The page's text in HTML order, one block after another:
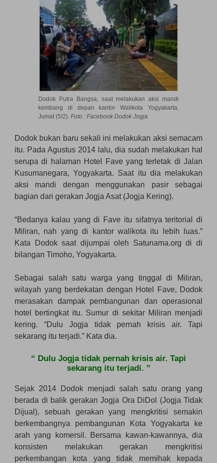
Dodok Putra Bangsa, saat melakukan aksi mandi
kembang di depan kantor Walikota Yogyakarta,
Jumat (5/2). Foto : Facebook Dodok Jogja
Dodok bukan baru sekali ini melakukan aksi semacam
itu. Pada Agustus 2014 lalu, dia sudah melakukan hal
serupa di halaman Hotel Fave yang terletak di Jalan
Kusumanegara, Yogyakarta. Saat itu dia melakukan
aksi mandi dengan menggunakan pasir sebagai
bagian dari gerakan Jogja Asat (Jogja Kering).
“Bedanya kalau yang di Fave itu sifatnya teritorial di
Miliran, nah yang di kantor walikota itu lebih luas.”
Kata Dodok saat dijumpai oleh Satunama.org di di
bilangan Timoho, Yogyakarta.
Sebagai salah satu warga yang tinggal di Miliran,
wilayah yang berdekatan dengan Hotel Fave, Dodok
merasakan dampak pembangunan dan operasional
hotel bertingkat itu. Sumur di sekitar Miliran menjadi
kering. “Dulu Jogja tidak pernah krisis air. Tapi
sekarang itu terjadi.” Kata dia.
“ Dulu Jogja tidak pernah krisis air. Tapi
sekarang itu terjadi. ”
Sejak 2014 Dodok menjadi salah satu orang yang
berada di balik gerakan Jogja Ora DiDol (Jogja Tidak
Dijual), sebuah gerakan yang mengkritisi semakin
berkembangnya pembangunan Kota Yogyakarta ke
arah yang komersil. Bersama kawan-kawannya, dia
konsisten melakukan gerakan mengkritisi
perkembangan kota yang tidak memihak kepada